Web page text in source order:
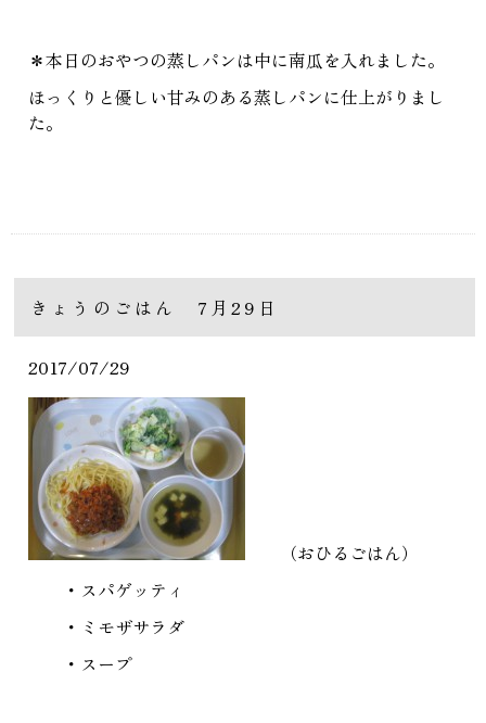
＊本日のおやつの蒸しパンは中に南瓜を入れました。
ほっくりと優しい甘みのある蒸しパンに仕上がりまし
た。
きょうのごはん 7月29日
2017/07/29
（おひるごはん）
・スパゲッティ
・ミモザサラダ
・スープ